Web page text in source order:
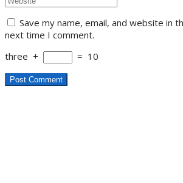
Save my name, email, and website in
next time I comment.
three + = 10